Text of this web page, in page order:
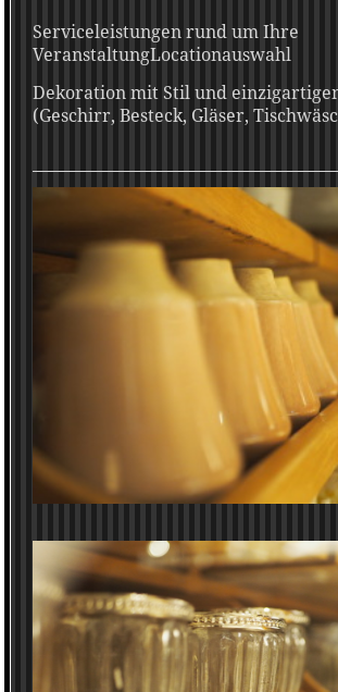
Serviceleistungen rund um Ihre
VeranstaltungLocationauswahl
Dekoration mit Stil und
(Geschirr, Besteck, Gläser,